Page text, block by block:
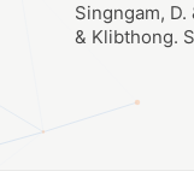
Singngam, D.
& Klibthong.